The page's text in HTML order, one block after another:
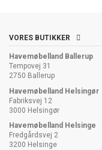
VORES BUTIKKER
Havemøbelland Ballerup
Tempovej 31
2750 Ballerup
Havemøbelland Helsingør
Fabriksvej 12
3000 Helsingør
Havemøbelland Helsinge
Fredgårdsvej 2
3200 Helsinge